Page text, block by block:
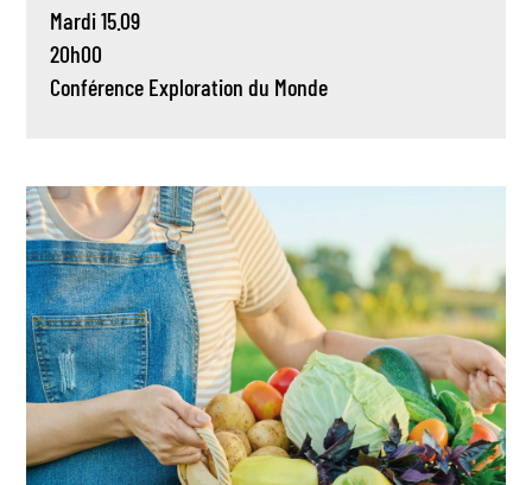
Mardi 15.09
20h00
Conférence Exploration du Monde